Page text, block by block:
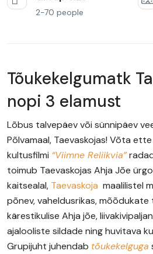
2-70 people
Tõukekelgumatk
nopi 3 elamust
Lõbus talvepäev või sünnipäev
Põlvamaal, Taevaskojas! Võta
kultusfilmi “Viimne Reliikvia”
toimub Taevaskojas Ahja Jõe
kaitsealal, Taevaskoja maalilistel
põnev, vaheldusrikas,
kärestikulise Ahja jõe,
ajalooliste sildade ning huvitava
Grupijuht juhendab tõukekelguga